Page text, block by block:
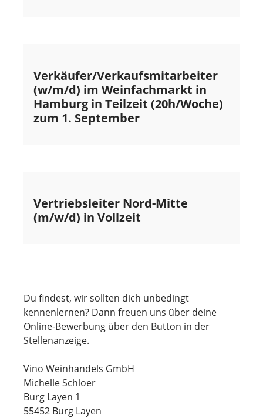
Verkäufer/Verkaufsmitarbeiter
(w/m/d) im Weinfachmarkt in
Hamburg in Teilzeit (20h/Woche)
zum 1. September
Vertriebsleiter Nord-Mitte
(m/w/d) in Vollzeit
Du findest, wir sollten dich unbedingt
kennenlernen? Dann freuen uns über deine
Online-Bewerbung über den Button in der
Stellenanzeige.
Vino Weinhandels GmbH
Michelle Schloer
Burg Layen 1
55452 Burg Layen